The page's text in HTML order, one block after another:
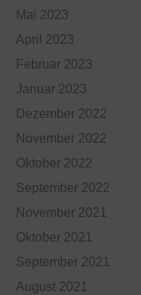
Mai 2023
April 2023
Februar 2023
Januar 2023
Dezember 2022
November 2022
Oktober 2022
September 2022
November 2021
Oktober 2021
September 2021
August 2021